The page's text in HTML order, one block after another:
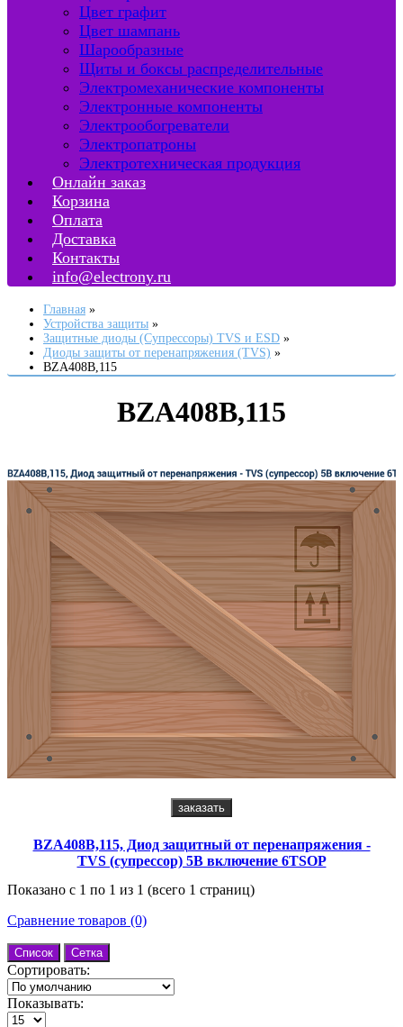
Цвет графит
Цвет шампань
Шарообразные
Щиты и боксы распределительные
Электромеханические компоненты
Электронные компоненты
Электрообогреватели
Электропатроны
Электротехническая продукция
Онлайн заказ
Корзина
Оплата
Доставка
Контакты
info@electrony.ru
Главная
Устройства защиты
Защитные диоды (Супрессоры) TVS и ESD
Диоды защиты от перенапряжения (TVS)
BZA408B,115
BZA408B,115
заказать
BZA408B,115, Диод защитный от перенапряжения -
TVS (супрессор) 5В включение 6TSOP
Показано с 1 по 1 из 1 (всего 1 страниц)
Сравнение товаров (0)
Список Сетка
Сортировать:
Показывать: